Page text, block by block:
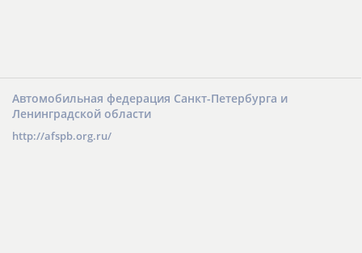
Автомобильная федерация Санкт-Петербурга и
Ленинградской области
http://afspb.org.ru/